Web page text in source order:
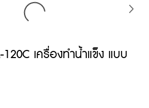
120C เครื่องทำน้ำแข็ง แบบ